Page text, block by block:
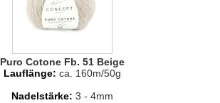
Puro Cotone Fb. 51 Beige
Lauflänge: ca. 160m/50g
Nadelstärke: 3 - 4mm